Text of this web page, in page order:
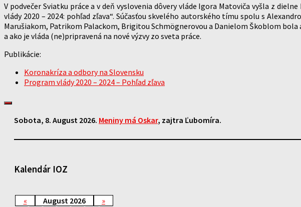
V podvečer Sviatku práce a v deň vyslovenia dôvery vláde Igora Matoviča vyšla z
vlády 2020 – 2024: pohľad zľava“. Súčasťou skvelého autorského tímu spolu s
Marušiakom, Patrikom Palackom, Brigitou Schmögnerovou a Danielom Škoblom
a ako je vláda (ne)pripravená na nové výzvy zo sveta práce.
Publikácie:
Koronakríza a odbory na Slovensku
Program vlády 2020 – 2024 – Pohľad zľava
Sobota, 8. August 2026. Meniny má Oskar, zajtra Ľubomíra.
Kalendár IOZ
« August 2026 »